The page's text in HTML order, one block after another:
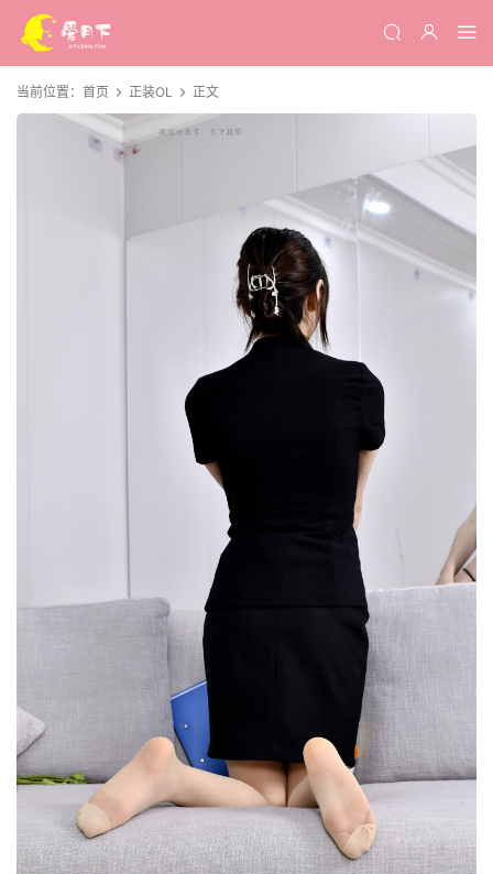
当前位置： 首页 正装OL 正文